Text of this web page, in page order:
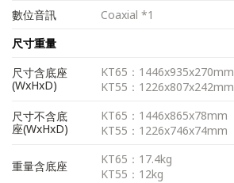
數位音訊
Coaxial *1
尺寸重量
尺寸含底座
(WxHxD)
KT65：1446x935x270mm
KT55：1226x807x242mm
尺寸不含底
座(WxHxD)
KT65：1446x865x78mm
KT55：1226x746x74mm
重量含底座
KT65：17.4kg
KT55：12kg